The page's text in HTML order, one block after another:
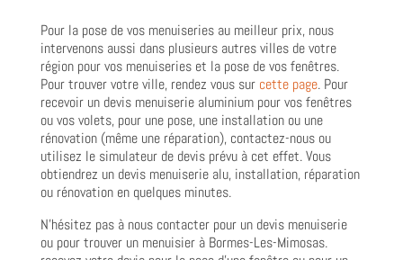
Pour la pose de vos menuiseries au meilleur prix, nous
intervenons aussi dans plusieurs autres villes de votre
région pour vos menuiseries et la pose de vos fenêtres.
Pour trouver votre ville, rendez vous sur cette page. Pour
recevoir un devis menuiserie aluminium pour vos fenêtres
ou vos volets, pour une pose, une installation ou une
rénovation (même une réparation), contactez-nous ou
utilisez le simulateur de devis prévu à cet effet. Vous
obtiendrez un devis menuiserie alu, installation, réparation
ou rénovation en quelques minutes.
N’hésitez pas à nous contacter pour un devis menuiserie
ou pour trouver un menuisier à Bormes-Les-Mimosas.